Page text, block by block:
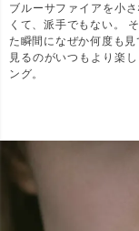
ブルーサファイアを小
くて、派手でもない。
た瞬間になぜか何度も
見るのがいつもより楽
ング。